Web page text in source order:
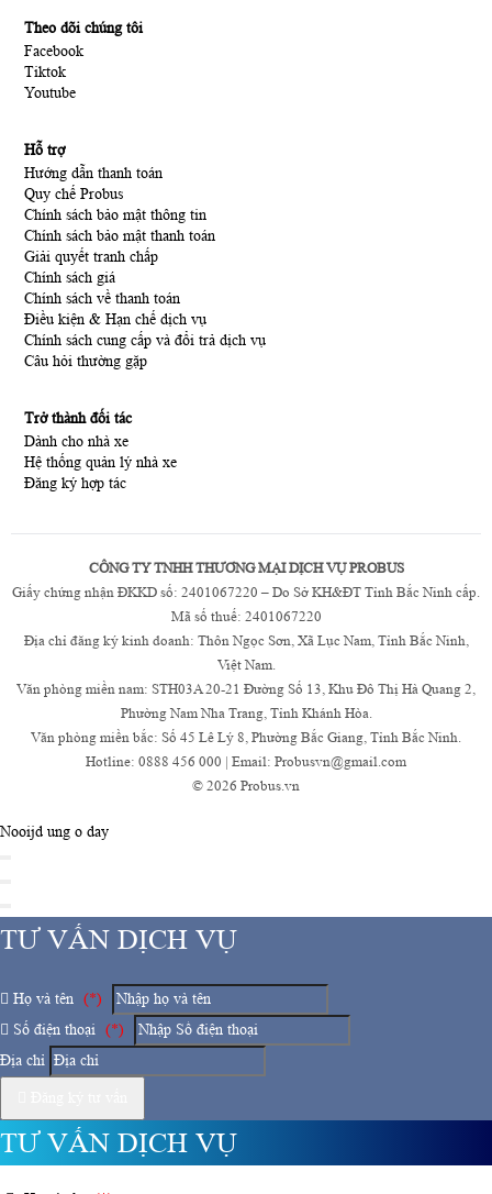
Theo dõi chúng tôi
Facebook
Tiktok
Youtube
Hỗ trợ
Hướng dẫn thanh toán
Quy chế Probus
Chính sách bảo mật thông tin
Chính sách bảo mật thanh toán
Giải quyết tranh chấp
Chính sách giá
Chính sách về thanh toán
Điều kiện & Hạn chế dịch vụ
Chính sách cung cấp và đổi trả dịch vụ
Câu hỏi thường gặp
Trở thành đối tác
Dành cho nhà xe
Hệ thống quản lý nhà xe
Đăng ký hợp tác
CÔNG TY TNHH THƯƠNG MẠI DỊCH VỤ PROBUS
Giấy chứng nhận ĐKKD số: 2401067220 – Do Sở KH&ĐT Tỉnh Bắc Ninh cấp.
Mã số thuế: 2401067220
Địa chỉ đăng ký kinh doanh: Thôn Ngọc Sơn, Xã Lục Nam, Tỉnh Bắc Ninh,
Việt Nam.
Văn phòng miền nam: STH03A 20-21 Đường Số 13, Khu Đô Thị Hà Quang 2,
Phường Nam Nha Trang, Tỉnh Khánh Hòa.
Văn phòng miền bắc: Số 45 Lê Lý 8, Phường Bắc Giang, Tỉnh Bắc Ninh.
Hotline: 0888 456 000 | Email: Probusvn@gmail.com
© 2026 Probus.vn
Nooijd ung o day
TƯ VẤN DỊCH VỤ
Họ và tên
(*)
Số điện thoại
(*)
Địa chỉ
TƯ VẤN DỊCH VỤ